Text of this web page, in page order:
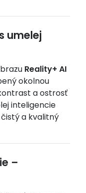
umelej
Reality+ AI
okolnou
a ostrosť
inteligencie
a kvalitný
–